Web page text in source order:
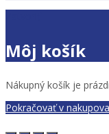
Môj košík
Nákupný košík je
Pokračovať v